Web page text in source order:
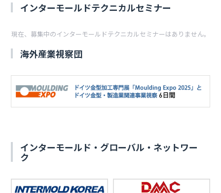
インターモールドテクニカルセミナー
現在、募集中のインターモールドテクニカルセミナーはありません。
海外産業視察団
インターモールド・グローバル・ネットワー
ク